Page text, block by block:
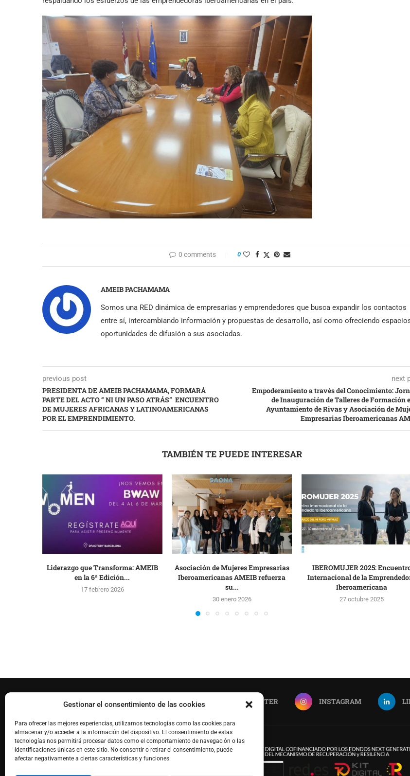
Gestionar el consentimiento de las cookies
Para ofrecer las mejores experiencias, utilizamos tecnologías como las cookies para
almacenar y/o acceder a la información del dispositivo. El consentimiento de estas
tecnologías nos permitirá procesar datos como el comportamiento de navegación o las
identificaciones únicas en este sitio. No consentir o retirar el consentimiento, puede
afectar negativamente a ciertas características y funciones.
0 comments 0
AMEIB PACHAMAMA
Somos una RED dinámica de empresarias y emprendedores que busca expandir los contactos
entre sí, intercambiando información y propuestas de desarrollo, así como ofreciendo
oportunidades de difusión a sus asociadas.
previous post
PRESIDENTA DE AMEIB PACHAMAMA, FORMARÁ
PARTE DEL ACTO “ NI UN PASO ATRÁS” ENCUENTRO
DE MUJERES AFRICANAS Y LATINOAMERICANAS
POR EL EMPRENDIMIENTO.
next
Empoderamiento a través del Conocimiento:
de Inauguración de Talleres de Formación
Ayuntamiento de Rivas y Asociación de
Empresarias Iberoamericanas
TAMBIÉN TE PUEDE INTERESAR
Liderazgo que Transforma: AMEIB
en la 6ª Edición...
17 febrero 2026
Asociación de Mujeres Empresarias
Iberoamericanas AMEIB refuerza
su...
30 enero 2026
IBEROMUJER 2025:
Internacional de la
Iberoamericana
27 octubre 2025
FACEBOOK TWITTER INSTAGRAM